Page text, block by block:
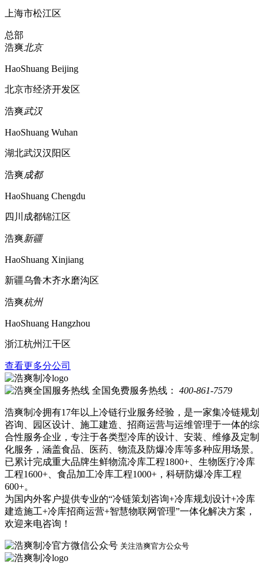
上海市松江区
总部
浩爽北京
HaoShuang Beijing
北京市经济开发区
浩爽武汉
HaoShuang Wuhan
湖北武汉汉阳区
浩爽成都
HaoShuang Chengdu
四川成都锦江区
浩爽新疆
HaoShuang Xinjiang
新疆乌鲁木齐水磨沟区
浩爽杭州
HaoShuang Hangzhou
浙江杭州江干区
查看更多分公司
全国免费服务热线： 400-861-7579
浩爽制冷拥有17年以上冷链行业服务经验，是一家集冷链规划
咨询、园区设计、施工建造、招商运营与运维管理于一体的综
合性服务企业，专注于各类型冷库的设计、安装、维修及定制
化服务，涵盖食品、医药、物流及防爆冷库等多种应用场景。
已累计完成重大品牌生鲜物流冷库工程1800+、生物医疗冷库
工程1600+、食品加工冷库工程1000+，科研防爆冷库工程
600+。
为国内外客户提供专业的“冷链策划咨询+冷库规划设计+冷库
建造施工+冷库招商运营+智慧物联网管理”一体化解决方案，
欢迎来电咨询！
关注浩爽官方公众号